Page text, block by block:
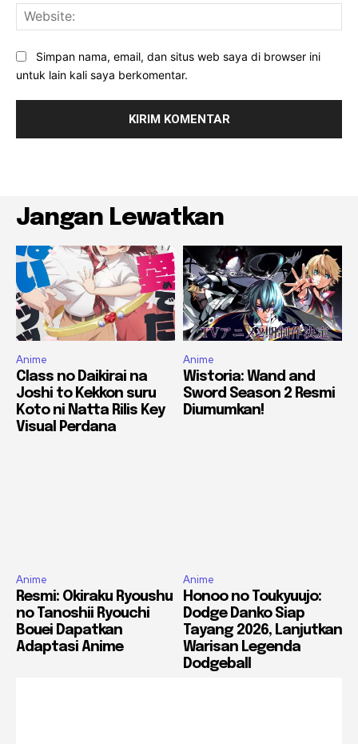
Simpan nama, email, dan situs web saya di browser ini
untuk lain kali saya berkomentar.
Jangan Lewatkan
Anime
Class no Daikirai na
Joshi to Kekkon suru
Koto ni Natta Rilis Key
Visual Perdana
Anime
Wistoria: Wand and
Sword Season 2 Resmi
Diumumkan!
Anime
Resmi: Okiraku Ryoushu
no Tanoshii Ryouchi
Bouei Dapatkan
Adaptasi Anime
Anime
Honoo no Toukyuujo:
Dodge Danko Siap
Tayang 2026, Lanjutkan
Warisan Legenda
Dodgeball